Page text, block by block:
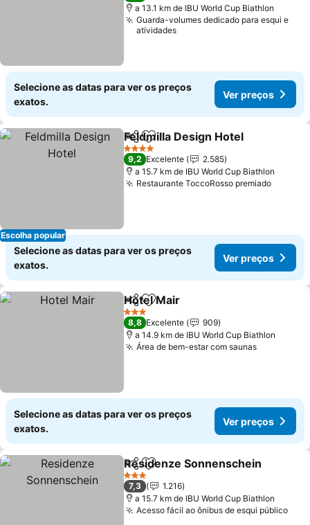
a 13.1 km de IBU World Cup Biathlon
Guarda-volumes dedicado para esqui e
atividades
Selecione as datas para ver os preços
exatos.
Ver preços
Escolha popular
PartilharAdicionar aos favoritos
Feldmilla Design Hotel
4 Estrelas
9,2 Excelente
2.585
a 15.7 km de IBU World Cup Biathlon
Restaurante ToccoRosso premiado
Selecione as datas para ver os preços
exatos.
Ver preços
PartilharAdicionar aos favoritos
Hotel Mair
3 Estrelas
8,8 Excelente
909
a 14.9 km de IBU World Cup Biathlon
Área de bem-estar com saunas
Selecione as datas para ver os preços
exatos.
Ver preços
PartilharAdicionar aos favoritos
Residenze Sonnenschein
3 Estrelas
7,3
1.216
a 15.7 km de IBU World Cup Biathlon
Acesso fácil ao ônibus de esqui público